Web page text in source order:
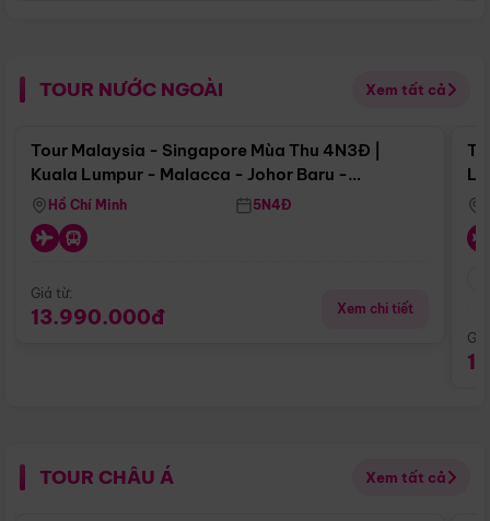
TOUR NƯỚC NGOÀI Xem tất cả
Điểm nổi bật
Tour Malaysia - Singapore Mùa Thu 4N3Đ |
Kuala Lumpur - Malacca - Johor Baru -
Singapore
Hồ Chí Minh 5N4Đ
Giá từ:
13.990.000đ Xem chi tiết
TOUR CHÂU Á Xem tất cả
Điểm nổi bật